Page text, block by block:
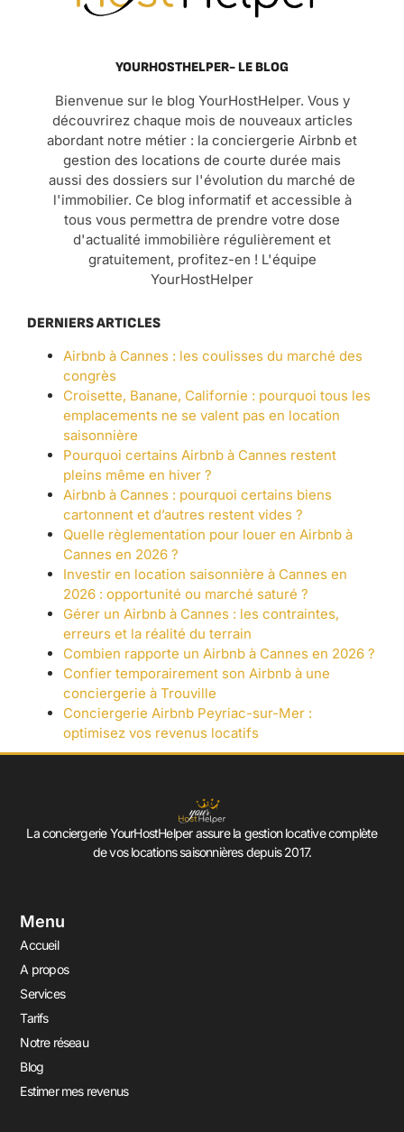
YOURHOSTHELPER- LE BLOG
Bienvenue sur le blog YourHostHelper. Vous y
découvrirez chaque mois de nouveaux articles
abordant notre métier : la conciergerie Airbnb et
gestion des locations de courte durée mais
aussi des dossiers sur l'évolution du marché de
l'immobilier. Ce blog informatif et accessible à
tous vous permettra de prendre votre dose
d'actualité immobilière régulièrement et
gratuitement, profitez-en ! L'équipe
YourHostHelper
DERNIERS ARTICLES
Airbnb à Cannes : les coulisses du marché des
congrès
Croisette, Banane, Californie : pourquoi tous les
emplacements ne se valent pas en location
saisonnière
Pourquoi certains Airbnb à Cannes restent
pleins même en hiver ?
Airbnb à Cannes : pourquoi certains biens
cartonnent et d’autres restent vides ?
Quelle règlementation pour louer en Airbnb à
Cannes en 2026 ?
Investir en location saisonnière à Cannes en
2026 : opportunité ou marché saturé ?
Gérer un Airbnb à Cannes : les contraintes,
erreurs et la réalité du terrain
Combien rapporte un Airbnb à Cannes en 2026 ?
Confier temporairement son Airbnb à une
conciergerie à Trouville
Conciergerie Airbnb Peyriac-sur-Mer :
optimisez vos revenus locatifs
La conciergerie YourHostHelper assure la gestion locative complète
de vos locations saisonnières depuis 2017.
Menu
Accueil
A propos
Services
Tarifs
Notre réseau
Blog
Estimer mes revenus